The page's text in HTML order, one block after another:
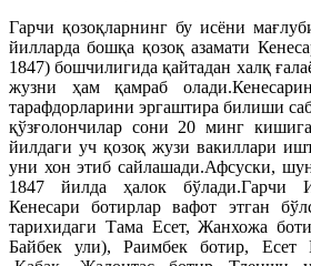
Гарчи қозоқларнинг бу исёни
йилларда бошқа қозоқ азамати
1847) бошчилигида қайтадан халқ
жузни ҳам қамраб
тарафдорларини эргаштира билиши
қўзғолончилар сони 20 минг
йилдаги уч қозоқ жузи вакиллари
уни хон этиб сайлашади.Афсуски,
1847 йилда ҳалок бўлади.Гарчи
Кенесари ботирлар вафот этган
тарихидаги Тама Есет, Жанхожа
Байбек ули), Раимбек ботир, Есет